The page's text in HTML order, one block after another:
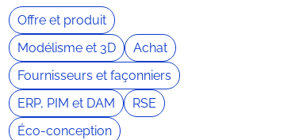
Offre et produit
Modélisme et 3D
Achat
Fournisseurs et façonniers
ERP, PIM et DAM
RSE
Éco-conception